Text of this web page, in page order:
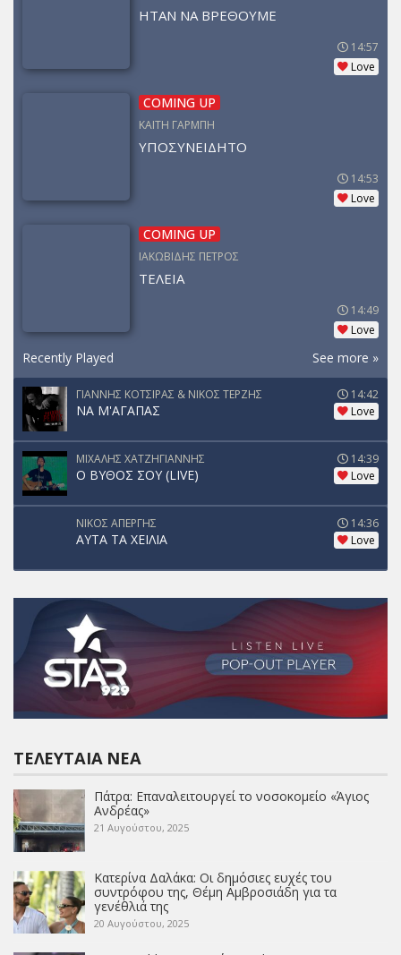
ΗΤΑΝ ΝΑ ΒΡΕΘΟΥΜΕ
14:57
Love
COMING UP
ΚΑΙΤΗ ΓΑΡΜΠΗ
ΥΠΟΣΥΝΕΙΔΗΤΟ
14:53
Love
COMING UP
ΙΑΚΩΒΙΔΗΣ ΠΕΤΡΟΣ
ΤΕΛΕΙΑ
14:49
Love
Recently Played See more »
ΓΙΑΝΝΗΣ ΚΟΤΣΙΡΑΣ & ΝΙΚΟΣ ΤΕΡΖΗΣ
ΝΑ Μ'ΑΓΑΠΑΣ
14:42
Love
ΜΙΧΑΛΗΣ ΧΑΤΖΗΓΙΑΝΝΗΣ
Ο ΒΥΘΟΣ ΣΟΥ (LIVE)
14:39
Love
ΝΙΚΟΣ ΑΠΕΡΓΗΣ
ΑΥΤΑ ΤΑ ΧΕΙΛΙΑ
14:36
Love
ΤΕΛΕΥΤΑΊΑ ΝΈΑ
Πάτρα: Επαναλειτουργεί το νοσοκομείο «Άγιος
Ανδρέας»
21 Αυγούστου, 2025
Κατερίνα Δαλάκα: Οι δημόσιες ευχές του
συντρόφου της, Θέμη Αμβροσιάδη για τα
γενέθλιά της
20 Αυγούστου, 2025